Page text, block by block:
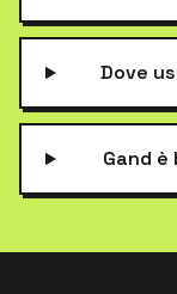
Dove
Gand